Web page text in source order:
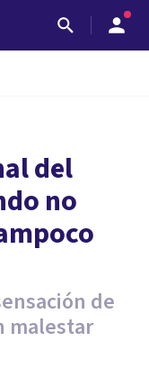
del
no
de
malestar